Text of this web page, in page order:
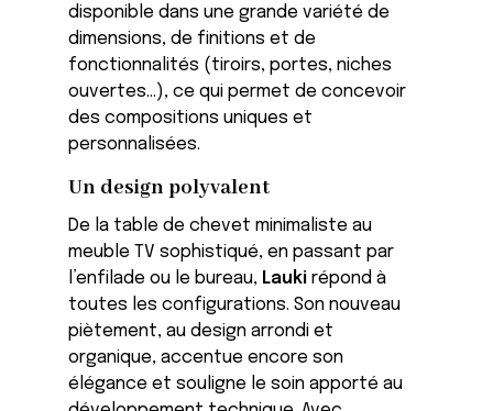
disponible dans une grande variété de
dimensions, de finitions et de
fonctionnalités (tiroirs, portes, niches
ouvertes…), ce qui permet de concevoir
des compositions uniques et
personnalisées.
Un design polyvalent
De la table de chevet minimaliste au
meuble TV sophistiqué, en passant par
l’enfilade ou le bureau, Lauki répond à
toutes les configurations. Son nouveau
piètement, au design arrondi et
organique, accentue encore son
élégance et souligne le soin apporté au